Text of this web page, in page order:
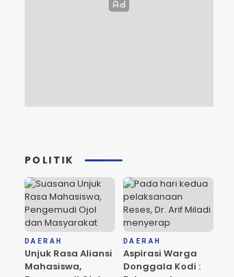
POLITIK
DAERAH
Unjuk Rasa Aliansi
Mahasiswa,
DAERAH
Aspirasi Warga
Donggala Kodi :